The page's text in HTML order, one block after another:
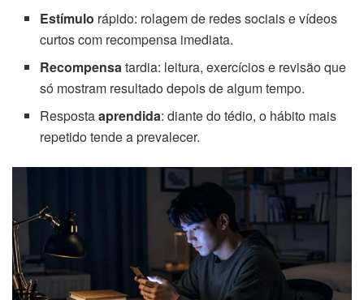
Estímulo rápido: rolagem de redes sociais e vídeos
curtos com recompensa imediata.
Recompensa tardia: leitura, exercícios e revisão que
só mostram resultado depois de algum tempo.
Respostaaprendida: diante do tédio, o hábito mais
repetido tende a prevalecer.